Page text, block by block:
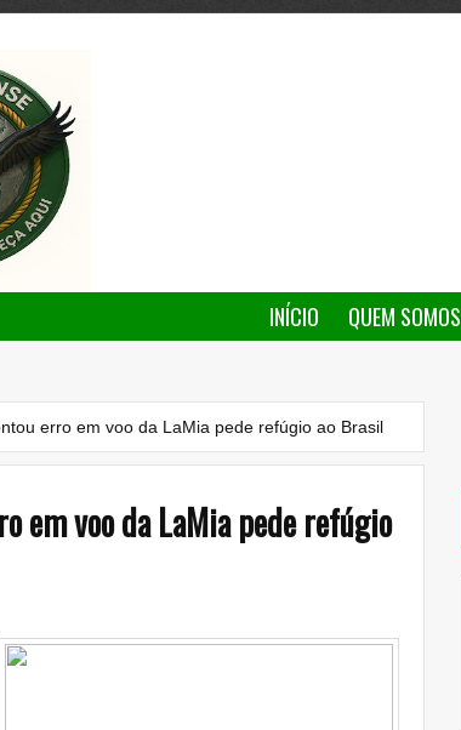
INÍCIO QUEM SOMOS
erro em voo da LaMia pede refúgio ao Brasil
em voo da LaMia pede refúgio